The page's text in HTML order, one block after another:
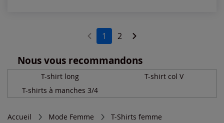
1 2
Nous vous recommandons
T-shirt long
T-shirt col V
T-shirts à manches 3/4
Accueil Mode Femme
T-Shirts femme